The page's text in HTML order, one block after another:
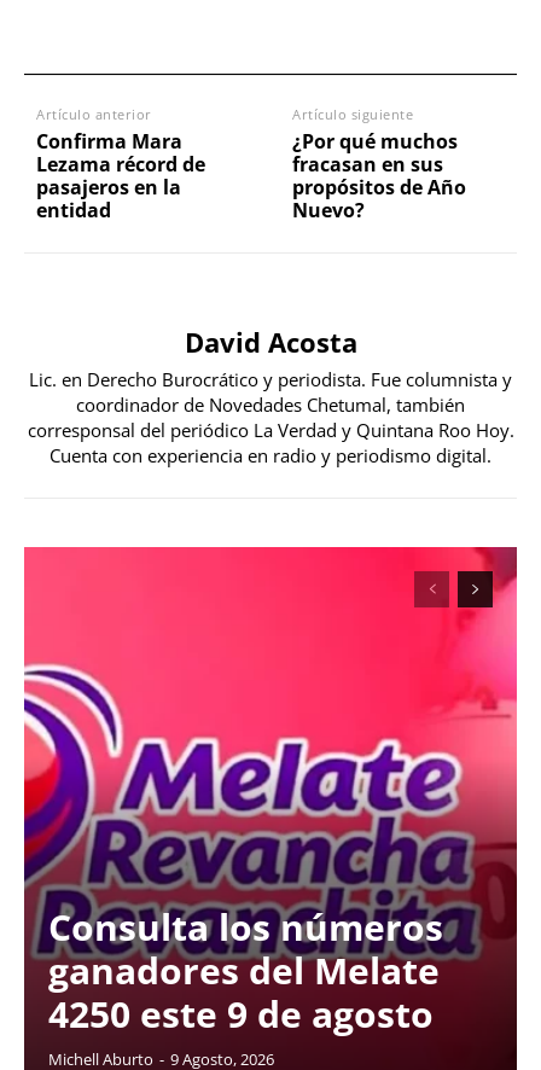
Artículo anterior
Confirma Mara
Lezama récord de
pasajeros en la
entidad
Artículo siguiente
¿Por qué muchos
fracasan en sus
propósitos de Año
Nuevo?
David Acosta
Lic. en Derecho Burocrático y periodista. Fue columnista y
coordinador de Novedades Chetumal, también
corresponsal del periódico La Verdad y Quintana Roo Hoy.
Cuenta con experiencia en radio y periodismo digital.
Consulta los números
ganadores del Melate
4250 este 9 de agosto
Michell Aburto - 9 Agosto, 2026